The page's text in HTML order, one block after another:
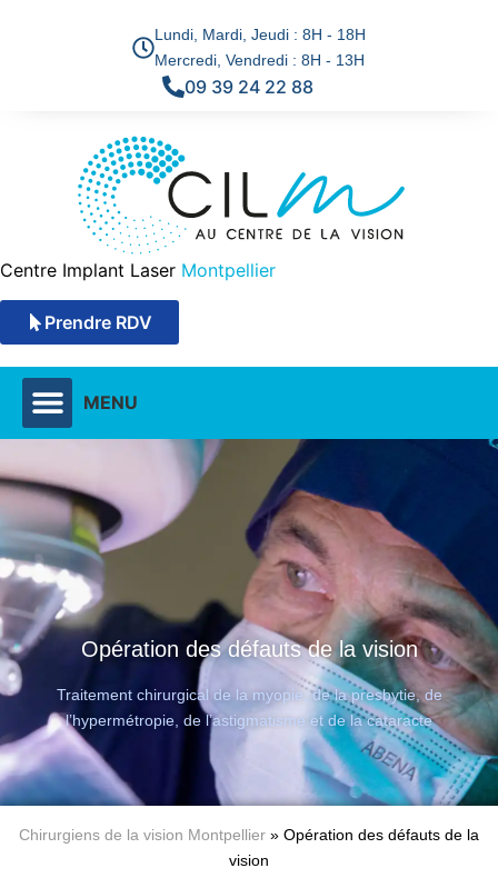
Lundi, Mardi, Jeudi : 8H - 18H
Mercredi, Vendredi : 8H - 13H
09 39 24 22 88
Centre Implant Laser Montpellier
Prendre RDV
MENU
Opération des défauts de la vision
Traitement chirurgical de la myopie, de la presbytie, de
l’hypermétropie, de l’astigmatisme et de la cataracte
Chirurgiens de la vision Montpellier » Opération des défauts de la
vision